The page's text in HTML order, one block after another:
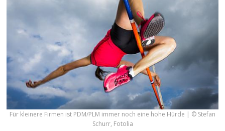
Für kleinere Firmen ist PDM/PLM immer noch eine hohe Hürde | © Stefan
Schurr, Fotolia